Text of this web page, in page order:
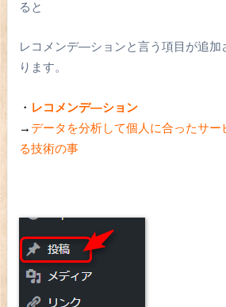
ると
レコメンデ―ションと言う項目が追加
ります。
・ レコメンデ―ション
→ データを分析して個人に合ったサー
る技術の事